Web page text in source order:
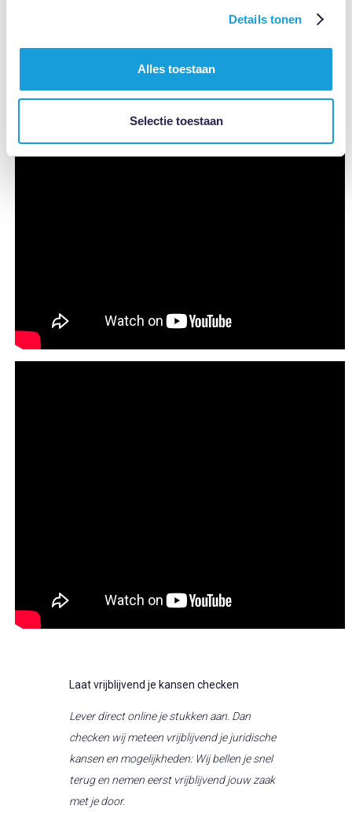
Details tonen
Alles toestaan
Selectie toestaan
Lees alle reviews ►
Laat vrijblijvend je kansen checken
Lever direct online je stukken aan. Dan
checken wij meteen vrijblijvend je juridische
kansen en mogelijkheden: Wij bellen je snel
terug en nemen eerst vrijblijvend jouw zaak
met je door.